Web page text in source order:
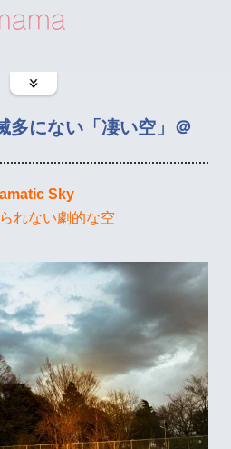
多にない「凄い空」＠
Sky
れない劇的な空